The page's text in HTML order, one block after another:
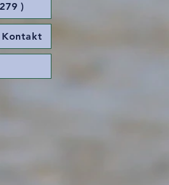
)
Kontakt